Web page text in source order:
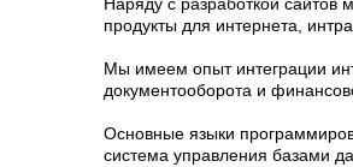
Наряду с разработкой
продукты для интернета,
Мы имеем опыт интеграции
документооборота и
Основные языки
система управления базами